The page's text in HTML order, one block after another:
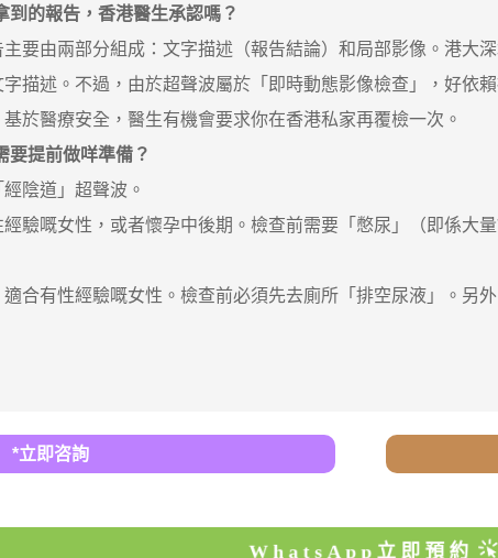
到的報告，香港醫生承認嗎？
由兩部分組成：文字描述（報告結論）和局部影像。港大
描述。不過，由於超聲波屬於「即時動態影像檢查」，好依
於醫療安全，醫生有機會要求你在香港私家再覆檢一次。
要提前做咩準備？
陰道」超聲波。
嘅女性，或者懷孕中後期。檢查前需要「憋尿」（即係大
有性經驗嘅女性。檢查前必須先去廁所「排空尿液」。另外
*立即咨詢
WhatsApp立即預約